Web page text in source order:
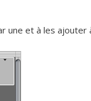
une et à les